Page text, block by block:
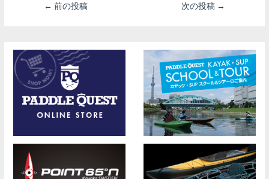
ビ
ゲ
ー
シ
ョ
← 前の投稿 次の投稿 →